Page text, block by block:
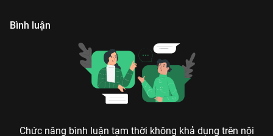
Bình luận
Chức năng bình luận tạm thời không khả dụng trên nội